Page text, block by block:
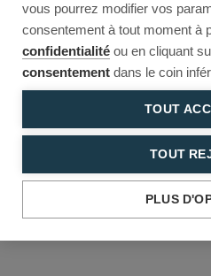
vous pourrez modifier vos
consentement à tout moment à
confidentialité ou en cliquant
consentement dans le coin
TOUT
TOUT
PLUS